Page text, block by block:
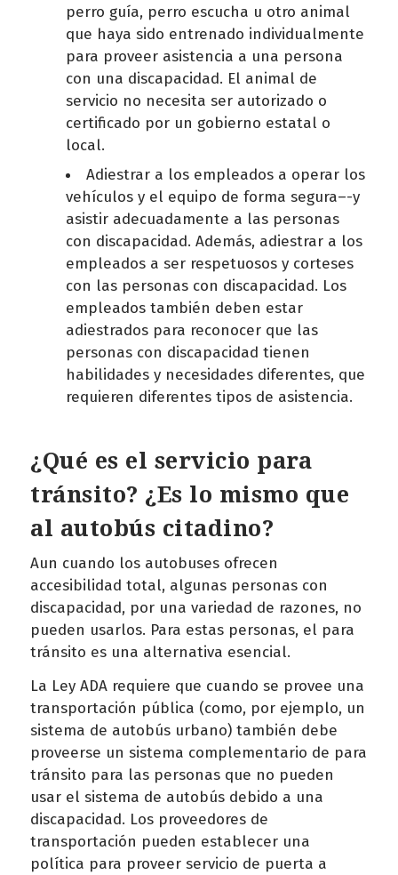
perro guía, perro escucha u otro animal
que haya sido entrenado individualmente
para proveer asistencia a una persona
con una discapacidad. El animal de
servicio no necesita ser autorizado o
certificado por un gobierno estatal o
local.
Adiestrar a los empleados a operar los
vehículos y el equipo de forma segura–-y
asistir adecuadamente a las personas
con discapacidad. Además, adiestrar a los
empleados a ser respetuosos y corteses
con las personas con discapacidad. Los
empleados también deben estar
adiestrados para reconocer que las
personas con discapacidad tienen
habilidades y necesidades diferentes, que
requieren diferentes tipos de asistencia.
¿Qué es el servicio para
tránsito? ¿Es lo mismo que
al autobús citadino?
Aun cuando los autobuses ofrecen
accesibilidad total, algunas personas con
discapacidad, por una variedad de razones, no
pueden usarlos. Para estas personas, el para
tránsito es una alternativa esencial.
La Ley ADA requiere que cuando se provee una
transportación pública (como, por ejemplo, un
sistema de autobús urbano) también debe
proveerse un sistema complementario de para
tránsito para las personas que no pueden
usar el sistema de autobús debido a una
discapacidad. Los proveedores de
transportación pueden establecer una
política para proveer servicio de puerta a